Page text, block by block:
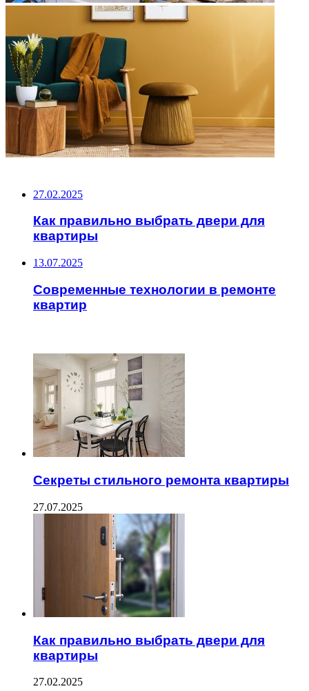
27.02.2025
Как правильно выбрать двери для
квартиры
13.07.2025
Современные технологии в ремонте
квартир
Секреты стильного ремонта квартиры
27.07.2025
Как правильно выбрать двери для
квартиры
27.02.2025